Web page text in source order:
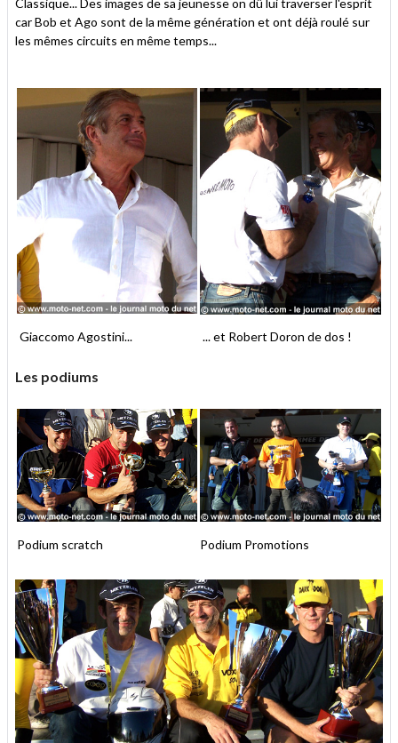
car Bob et Ago sont de la même génération et ont déjà roulé sur
les mêmes circuits en même temps...
Giaccomo Agostini... ... et Robert Doron de dos !
Les podiums
Podium scratch Podium Promotions